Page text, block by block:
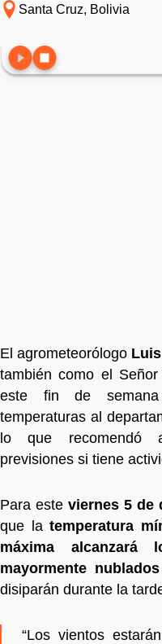
Santa Cruz, Bolivia
El agrometeorólogo
también como el
este fin de
temperaturas al
lo que recomendó
previsiones si tiene
Para este viernes 5 de
que latemperatura
máxima alcanzará
mayormente
disiparán durante la
“Los vientos